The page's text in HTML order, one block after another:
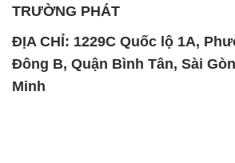
TRƯỜNG PHÁT
ĐỊA CHỈ: 1229C Quốc lộ 1A,
Đông B, Quận Bình Tân, Sài
Minh